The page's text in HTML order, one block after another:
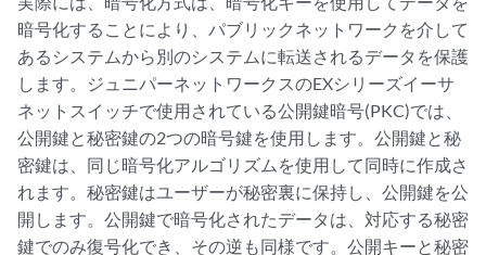
暗号化することにより、パブリックネットワークを介して
あるシステムから別のシステムに転送されるデータを保護
します。ジュニパーネットワークスのEXシリーズイーサ
ネットスイッチで使用されている公開鍵暗号(PKC)では、
公開鍵と秘密鍵の2つの暗号鍵を使用します。公開鍵と秘
密鍵は、同じ暗号化アルゴリズムを使用して同時に作成さ
れます。秘密鍵はユーザーが秘密裏に保持し、公開鍵を公
開します。公開鍵で暗号化されたデータは、対応する秘密
鍵でのみ復号化でき、その逆も同様です。公開キーと秘密